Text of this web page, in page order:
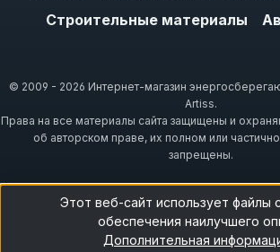
Строительные материалы
© 2009 - 2026 Интернет-магазин
Artiss.
Права на все материалы сайта защищены и
об авторском праве, их полном или
запрещены.
Этот веб-сайт использует файлы
обеспечения наилучшего
Дополнительная